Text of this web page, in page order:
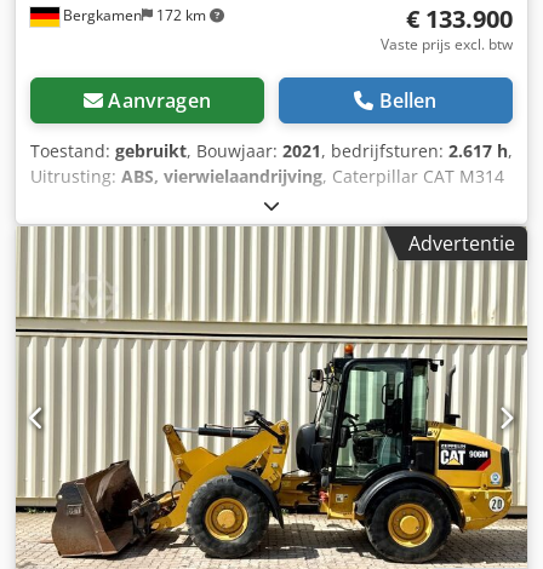
Bergkamen 172 km € 133.900
Vaste prijs excl. btw
Aanvragen Bellen
Toestand: gebruikt, Bouwjaar: 2021, bedrijfsturen: 2.617 h,
Uitrusting: ABS, vierwielaandrijving, Caterpillar CAT M314
mobiele graafmachine – bouwjaar 2021 – slechts 2.617
draaiuren. Dodpfxszmpxmj Aptjck Te koop aangeboden:
een Caterpillar M314 mobiele graafmachine in zeer goede
en direct inzetbare staat. Uitrusting: * Bouwjaar: 2021 *
Draaiuren: 2.617 * Airconditioning * Hydraulische
snelwisselsysteem * Centrale smeerinstallatie * Banden in
goede staat * Krachtige en zuinige CAT-dieselmotor De
machine is regelmatig onderhouden en verkeert zowel
technisch als optisch in zeer goede staat. Hij is direct
inzetbaar en ideaal geschikt voor grond-, weg- en
kanaalbouw, evenals voor algemene
grondwerkzaamheden. Bezichtiging en een proefrit zijn op
afspraak mogelijk. Transport kan op verzoek worden
georganiseerd.
Advertentie